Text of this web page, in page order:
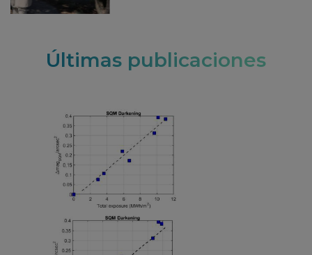
Últimas publicaciones